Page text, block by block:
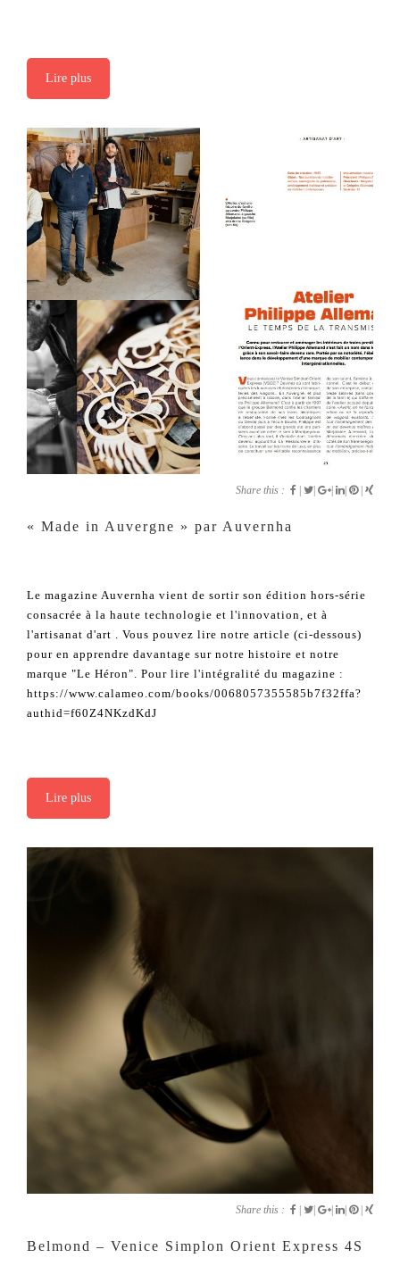
Lire plus
Share this : |
« Made in Auvergne » par Auvernha
Le magazine Auvernha vient de sortir son édition hors-série
consacrée à la haute technologie et l'innovation, et à
l'artisanat d'art . Vous pouvez lire notre article (ci-dessous)
pour en apprendre davantage sur notre histoire et notre
marque "Le Héron". Pour lire l'intégralité du magazine :
https://www.calameo.com/books/0068057355585b7f32ffa?
authid=f60Z4NKzdKdJ
Lire plus
Share this : | | | | |
Belmond – Venice Simplon Orient Express 4S